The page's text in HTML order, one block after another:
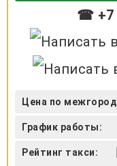
☎ +7
Цена по
График работы:
Рейтинг такси: